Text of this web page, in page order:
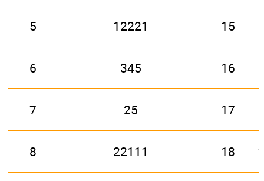
5 12221 15
6 345 16
7 25 17
8 22111 18